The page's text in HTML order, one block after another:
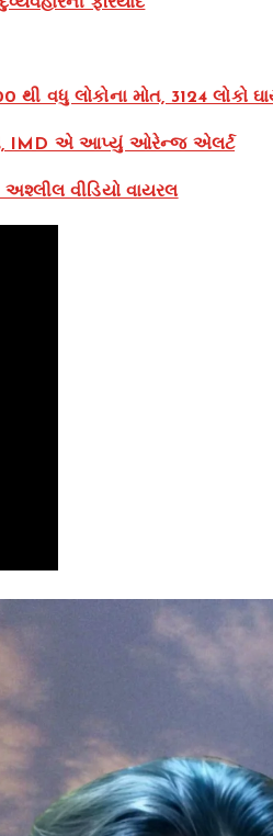
ફરિયાદ
વધુ લોકોના મોત, 3124 લોકો
IMD એ આપ્યું ઓરેન્જ એલર્ટ
અશ્લીલ વીડિયો વાયરલ